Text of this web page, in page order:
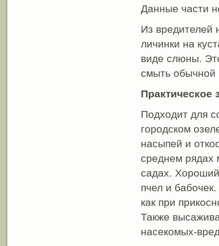
Данные части
Из вредителей
личинки на
виде слюны.
смыть обычной
Практическое
Подходит для
городском
насыпей и
среднем рядах
садах.
пчел и
как при
Также
насекомых-